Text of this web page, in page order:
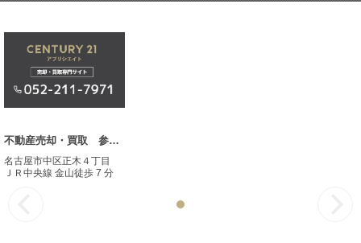
不動産売却・買取 参考事例
名古屋市中区正木４丁目
ＪＲ中央線 金山徒歩 7 分